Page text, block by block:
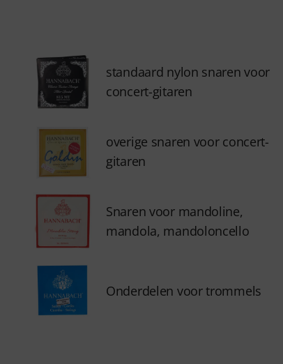
standaard nylon snaren voor
concert-gitaren
overige snaren voor concert-
gitaren
Snaren voor mandoline,
mandola, mandoloncello
Onderdelen voor trommels